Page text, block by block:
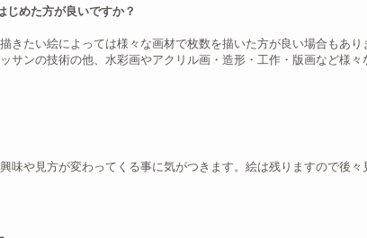
めた方が良いですか？
きたい絵によっては様々な画材で枚数を描いた方が良い場合もあ
サンの技術の他、水彩画やアクリル画・造形・工作・版画など様々
味や見方が変わってくる事に気がつきます。絵は残りますので後々